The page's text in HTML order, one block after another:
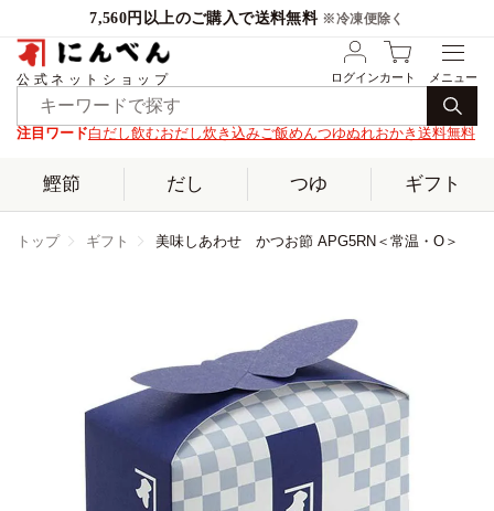
7,560円以上のご購入で送料無料 ※冷凍便除く
公式ネットショップ ログインカート
注目ワード白だし飲むおだし炊き込みご飯めんつゆぬれおかき 送料無料
鰹節 だし つゆ ギフト
トップ ギフト 美味しあわせ かつお節 APG5RN＜常温・O＞